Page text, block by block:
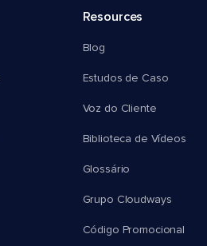
Resources
Blog
Estudos de Caso
Voz do Cliente
Biblioteca de Vídeos
Glossário
Grupo Cloudways
Código Promocional